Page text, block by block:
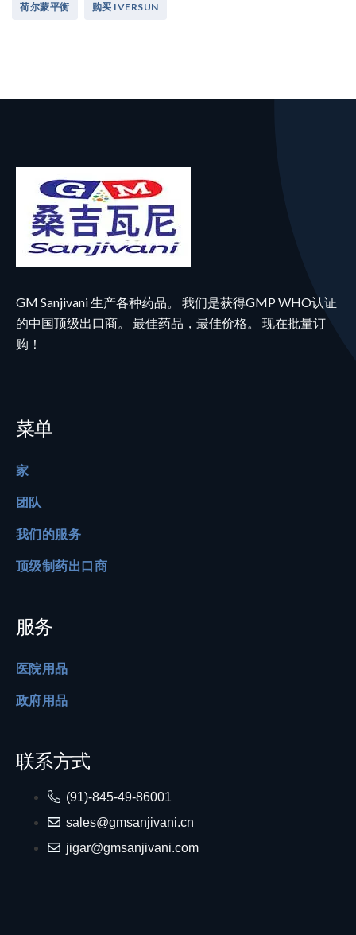
荷尔蒙平衡 购买 IVERSUN
GM Sanjivani 生产各种药品。 我们是获得GMP WHO认证
的中国顶级出口商。 最佳药品，最佳价格。 现在批量订
购！
菜单
家
团队
我们的服务
顶级制药出口商
服务
医院用品
政府用品
联系方式
(91)-845-49-86001
sales@gmsanjivani.cn
jigar@gmsanjivani.com